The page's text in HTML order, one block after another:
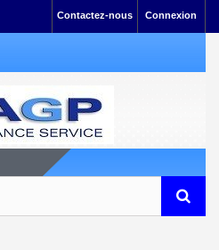
Connexion
Contactez-nous